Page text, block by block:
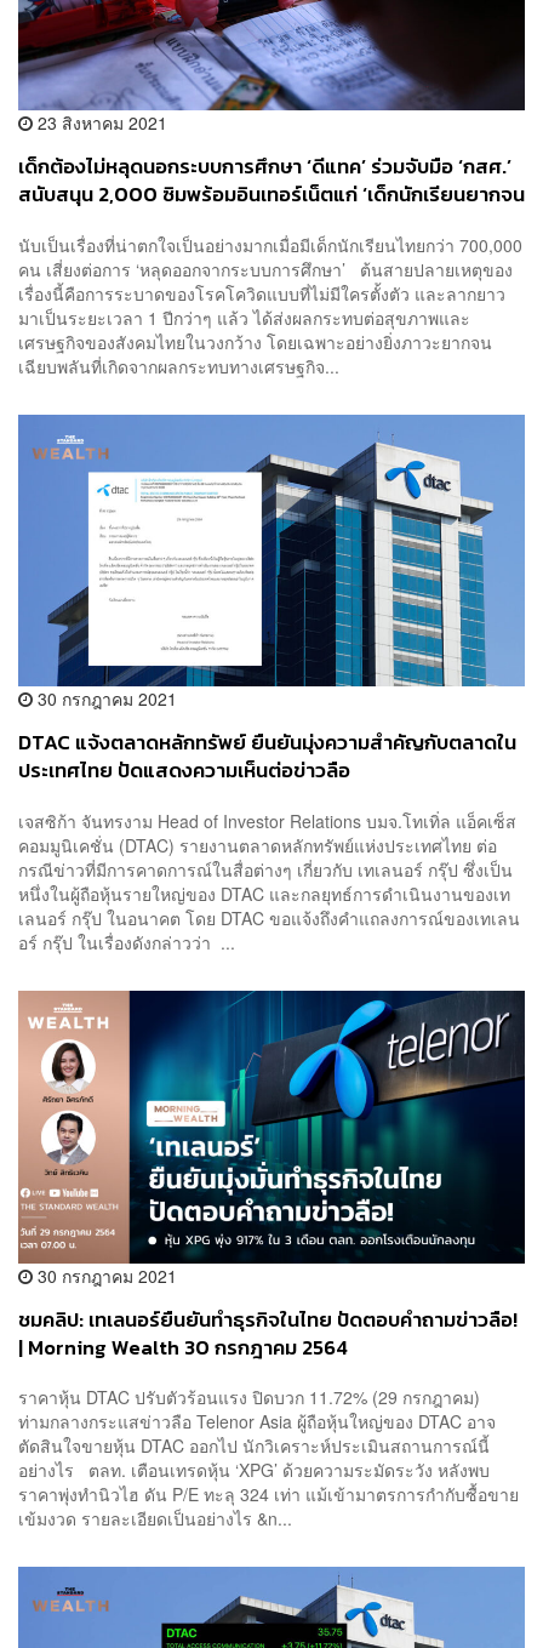
23 สิงหาคม 2021
เด็กต้องไม่หลุดนอกระบบการศึกษา ‘ดีแทค’ ร่วมจับมือ ‘กสศ.’
สนับสนุน 2,000 ซิมพร้อมอินเทอร์เน็ตแก่ ‘เด็กนักเรียนยากจน
นับเป็นเรื่องที่น่าตกใจเป็นอย่างมากเมื่อมีเด็กนักเรียนไทยกว่า 700,000
คน เสี่ยงต่อการ ‘หลุดออกจากระบบการศึกษา’ ต้นสายปลายเหตุของ
เรื่องนี้คือการระบาดของโรคโควิดแบบที่ไม่มีใครตั้งตัว และลากยาว
มาเป็นระยะเวลา 1 ปีกว่าๆ แล้ว ได้ส่งผลกระทบต่อสุขภาพและ
เศรษฐกิจของสังคมไทยในวงกว้าง โดยเฉพาะอย่างยิ่งภาวะยากจน
เฉียบพลันที่เกิดจากผลกระทบทางเศรษฐกิจ...
30 กรกฎาคม 2021
DTAC แจ้งตลาดหลักทรัพย์ ยืนยันมุ่งความสำคัญกับตลาดใน
ประเทศไทย ปัดแสดงความเห็นต่อข่าวลือ
เจสซิก้า จันทรงาม Head of Investor Relations บมจ.โทเทิ่ล แอ็คเซ็ส
คอมมูนิเคชั่น (DTAC) รายงานตลาดหลักทรัพย์แห่งประเทศไทย ต่อ
กรณีข่าวที่มีการคาดการณ์ในสื่อต่างๆ เกี่ยวกับ เทเลนอร์ กรุ๊ป ซึ่งเป็น
หนึ่งในผู้ถือหุ้นรายใหญ่ของ DTAC และกลยุทธ์การดำเนินงานของเท
เลนอร์ กรุ๊ป ในอนาคต โดย DTAC ขอแจ้งถึงคำแถลงการณ์ของเทเลน
อร์ กรุ๊ป ในเรื่องดังกล่าวว่า ...
30 กรกฎาคม 2021
ชมคลิป: เทเลนอร์ยืนยันทำธุรกิจในไทย ปัดตอบคำถามข่าวลือ!
| Morning Wealth 30 กรกฎาคม 2564
ราคาหุ้น DTAC ปรับตัวร้อนแรง ปิดบวก 11.72% (29 กรกฎาคม)
ท่ามกลางกระแสข่าวลือ Telenor Asia ผู้ถือหุ้นใหญ่ของ DTAC อาจ
ตัดสินใจขายหุ้น DTAC ออกไป นักวิเคราะห์ประเมินสถานการณ์นี้
อย่างไร ตลท. เตือนเทรดหุ้น ‘XPG’ ด้วยความระมัดระวัง หลังพบ
ราคาพุ่งทำนิวไฮ ดัน P/E ทะลุ 324 เท่า แม้เข้ามาตรการกำกับซื้อขาย
เข้มงวด รายละเอียดเป็นอย่างไร &n...